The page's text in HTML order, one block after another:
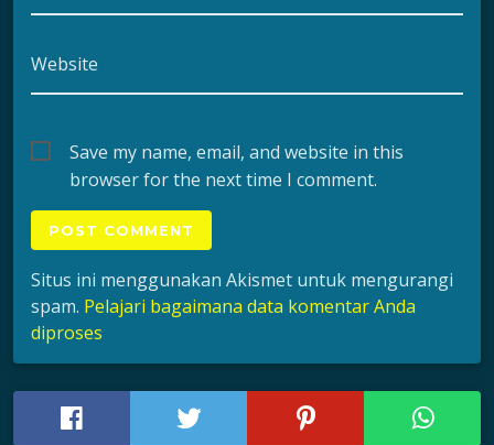
Website
Save my name, email, and website in this
browser for the next time I comment.
Situs ini menggunakan Akismet untuk mengurangi
spam. Pelajari bagaimana data komentar Anda
diproses